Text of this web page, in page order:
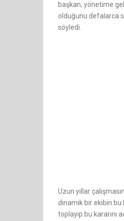
başkan, yönetime
olduğunu defalarca
söyledi.
Uzun yıllar
dinamik bir ekibin bu
toplayıp bu kararını